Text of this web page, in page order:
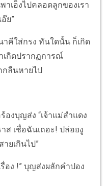
าเอ็งไปคลอดลูกของเรา
ย”
าคีใส่กรง ทันใดนั้น ก็เกิด
เกิดปรากฏการณ์
กลืนหายไป
งบุญส่ง “เจ้าแม่สำแดง
ส เชื่อฉันเถอะ! ปล่อยงู
ยเกินไป”
รื่อง !” บุญส่งผลักคำปอง